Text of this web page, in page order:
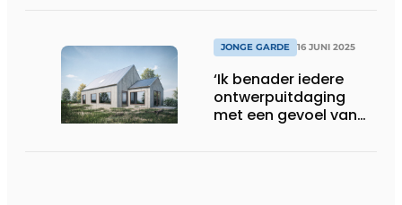
JONGE GARDE 16 JUNI 2025
‘Ik benader iedere
ontwerpuitdaging
met een gevoel van